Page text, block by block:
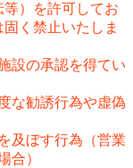
）を許可してお
く禁止いたしま
設の承認を得てい
な勧誘行為や虚偽
及ぼす行為（営業
合）